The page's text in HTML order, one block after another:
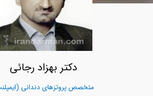
دکتر بهزاد رجائی
متخصص پروتزهای دندانی